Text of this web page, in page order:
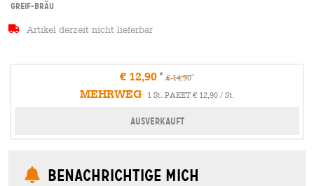
Greif-Bräu
Artikel derzeit nicht lieferbar
€ 12,90 € 14,90
MEHRWEG 1 St. PAKET € 12,90 / St.
Ausverkauft
Benachrichtige mich